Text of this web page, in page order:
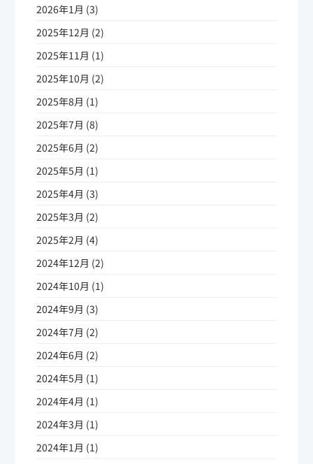
2026年1月 (3)
2025年12月 (2)
2025年11月 (1)
2025年10月 (2)
2025年8月 (1)
2025年7月 (8)
2025年6月 (2)
2025年5月 (1)
2025年4月 (3)
2025年3月 (2)
2025年2月 (4)
2024年12月 (2)
2024年10月 (1)
2024年9月 (3)
2024年7月 (2)
2024年6月 (2)
2024年5月 (1)
2024年4月 (1)
2024年3月 (1)
2024年1月 (1)